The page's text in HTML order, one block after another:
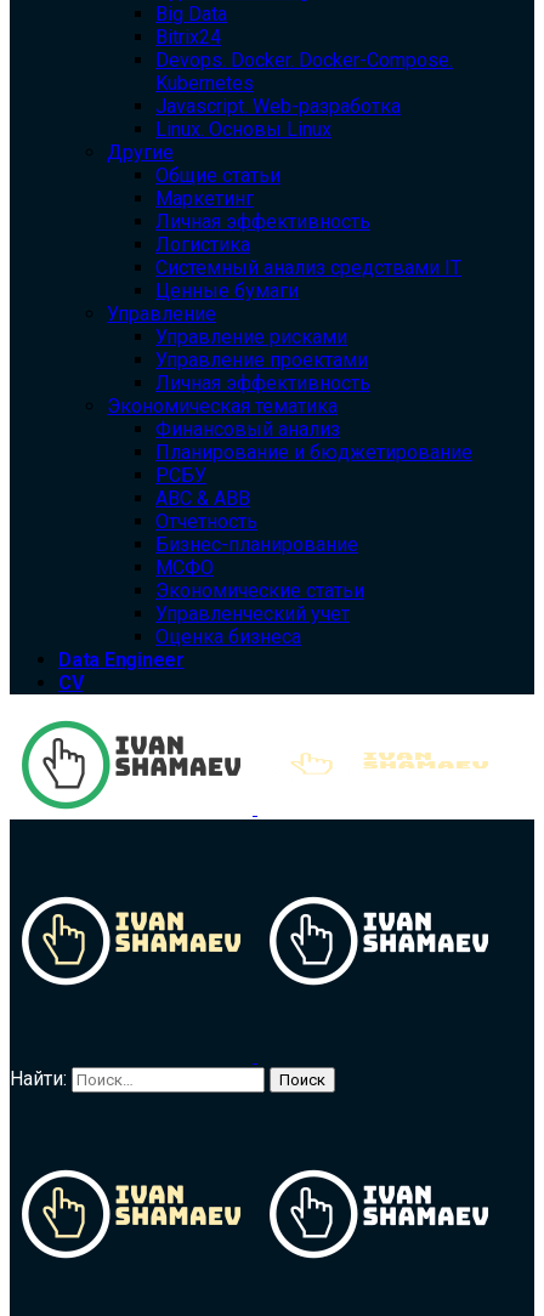
Big Data
Bitrix24
Devops. Docker. Docker-Compose.
Kubernetes
Javascript. Web-разработка
Linux. Основы Linux
Другие
Общие статьи
Маркетинг
Личная эффективность
Логистика
Системный анализ средствами IT
Ценные бумаги
Управление
Управление рисками
Управление проектами
Личная эффективность
Экономическая тематика
Финансовый анализ
Планирование и бюджетирование
РСБУ
ABC & ABB
Отчетность
Бизнес-планирование
МСФО
Экономические статьи
Управленческий учет
Оценка бизнеса
Data Engineer
CV
Найти: